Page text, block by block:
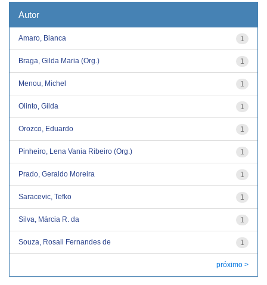
Autor
1
Amaro, Bianca
1
Braga, Gilda Maria (Org.)
1
Menou, Michel
1
Olinto, Gilda
1
Orozco, Eduardo
1
Pinheiro, Lena Vania Ribeiro (Org.)
1
Prado, Geraldo Moreira
1
Saracevic, Tefko
1
Silva, Márcia R. da
1
Souza, Rosali Fernandes de
próximo >